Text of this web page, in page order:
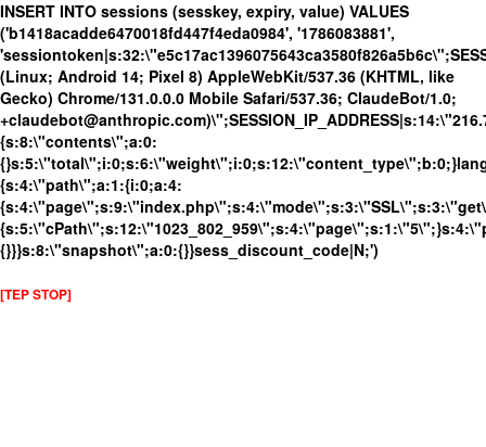
INSERT INTO sessions (sesskey, expiry, value) VALUES
('b1418acadde6470018fd447f4eda0984', '1786083881',
(Linux; Android 14; Pixel 8) AppleWebKit/537.36 (KHTML, like
Gecko) Chrome/131.0.0.0 Mobile Safari/537.36; ClaudeBot/1.0;
{s:8:\"contents\";a:0:
{s:4:\"path\";a:1:{i:0;a:4:
{}}}s:8:\"snapshot\";a:0:{}}sess_discount_code|N;')
[TEP STOP]